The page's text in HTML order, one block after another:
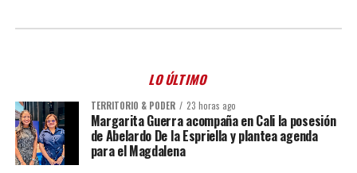
LO ÚLTIMO
TERRITORIO & PODER 23 horas ago
Margarita Guerra acompaña en Cali la posesión
de Abelardo De la Espriella y plantea agenda
para el Magdalena